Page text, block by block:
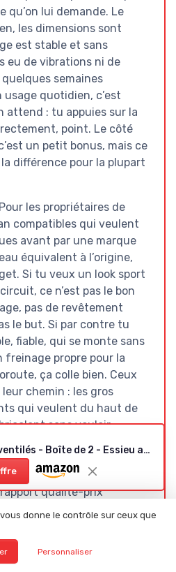
qu’on lui demande. Le
les dimensions sont
est stable et sans
eu de vibrations ni de
semaines
quotidien, c’est
attend : tu appuies sur la
point. Le côté
un petit bonus, mais ce
différence pour la plupart
les propriétaires de
compatibles qui veulent
avant par une marque
équivalent à l’origine,
Si tu veux un look sport
ce n’est pas le bon
pas de revêtement
le but. Si par contre tu
fiable, qui se monte sans
freinage propre pour la
ça colle bien. Ceux
chemin : les gros
qui veulent du haut de
sans vouloir
(l’huile de protection
de sérieux au montage).
que c’est un bon
qualité-prix
Disques de frein ventilés - Boîte de 2 - Essieu avant
donne le contrôle sur ceux que
Personnaliser